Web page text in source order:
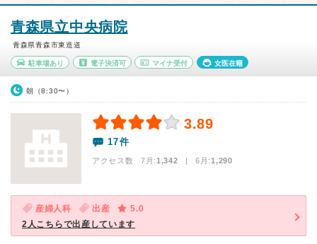
青森県立中央病院
青森県青森市東造道
駐車場あり 電子決済可 マイナ受付 女医在籍
朝（8:30〜）
3.89
17件
アクセス数 7月:1,342 | 6月:1,290
産婦人科 出産
5.0
2人こちらで出産しています